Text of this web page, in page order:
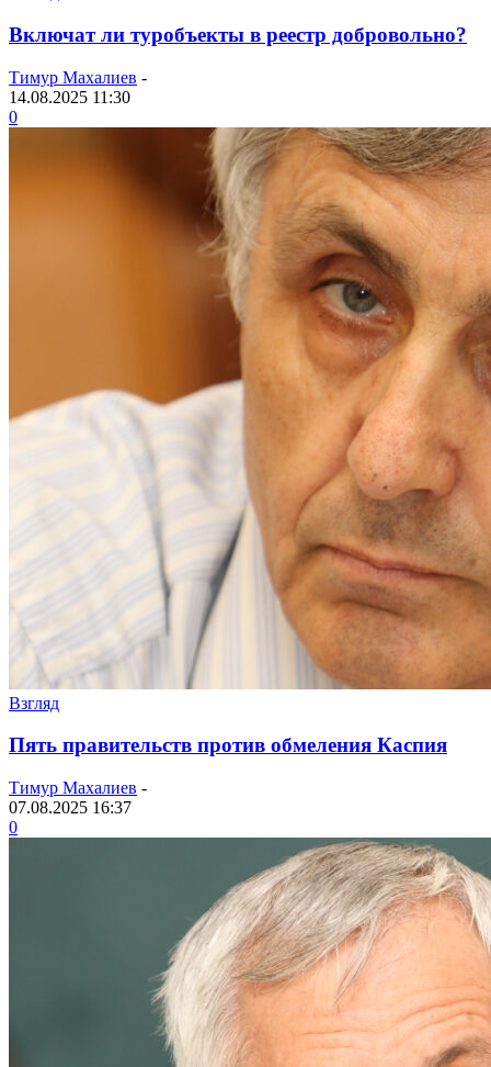
Включат ли туробъекты в реестр добровольно?
Тимур Махалиев -
14.08.2025 11:30
0
Взгляд
Пять правительств против обмеления Каспия
Тимур Махалиев -
07.08.2025 16:37
0